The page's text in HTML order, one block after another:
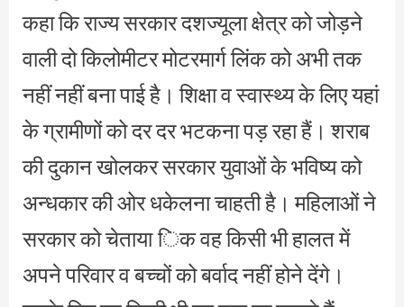
कहा कि राज्य सरकार दशज्यूला क्षेत्र को जोड़ने
वाली दो किलोमीटर मोटरमार्ग लिंक को अभी तक
नहीं नहीं बना पाई है। शिक्षा व स्वास्थ्य के लिए यहां
के ग्रामीणों को दर दर भटकना पड़ रहा हैं। शराब
की दुकान खोलकर सरकार युवाओं के भविष्य को
अन्धकार की ओर धकेलना चाहती है। महिलाओं ने
सरकार को चेताया िक वह किसी भी हालत में
अपने परिवार व बच्चों को बर्वाद नहीं होने देंगे।